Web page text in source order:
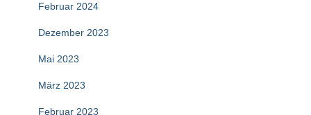
Februar 2024
Dezember 2023
Mai 2023
März 2023
Februar 2023